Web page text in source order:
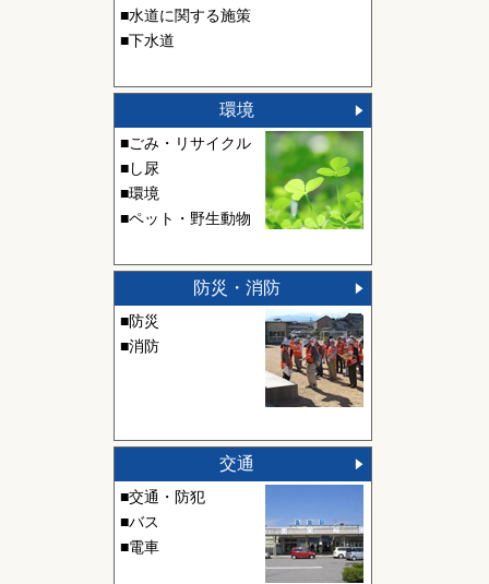
■水道に関する施策
■下水道
環境
■ごみ・リサイクル
■し尿
■環境
■ペット・野生動物
防災・消防
■防災
■消防
交通
■交通・防犯
■バス
■電車